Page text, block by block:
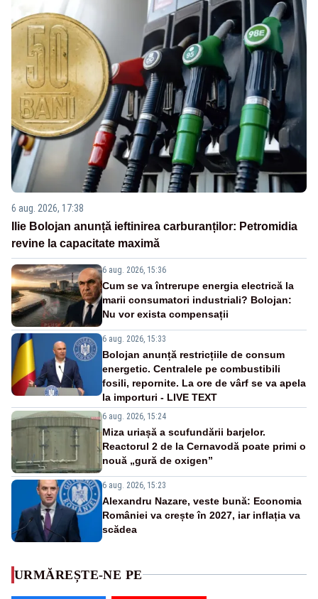
6 aug. 2026, 17:38
Ilie Bolojan anunță ieftinirea carburanților: Petromidia
revine la capacitate maximă
6 aug. 2026, 15:36
Cum se va întrerupe energia electrică la
marii consumatori industriali? Bolojan:
Nu vor exista compensații
6 aug. 2026, 15:33
Bolojan anunță restricțiile de consum
energetic. Centralele pe combustibili
fosili, repornite. La ore de vârf se va apela
la importuri - LIVE TEXT
6 aug. 2026, 15:24
Miza uriașă a scufundării barjelor.
Reactorul 2 de la Cernavodă poate primi o
nouă „gură de oxigen”
6 aug. 2026, 15:23
Alexandru Nazare, veste bună: Economia
României va crește în 2027, iar inflația va
scădea
URMĂREȘTE-NE PE